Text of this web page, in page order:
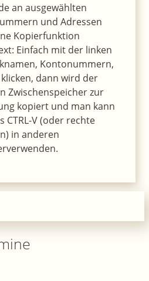
an ausgewählten
und Adressen
Kopierfunktion
Einfach mit der linken
Kontonummern,
dann wird der
Zwischenspeicher zur
kopiert und man kann
CTRL-V (oder rechte
in anderen